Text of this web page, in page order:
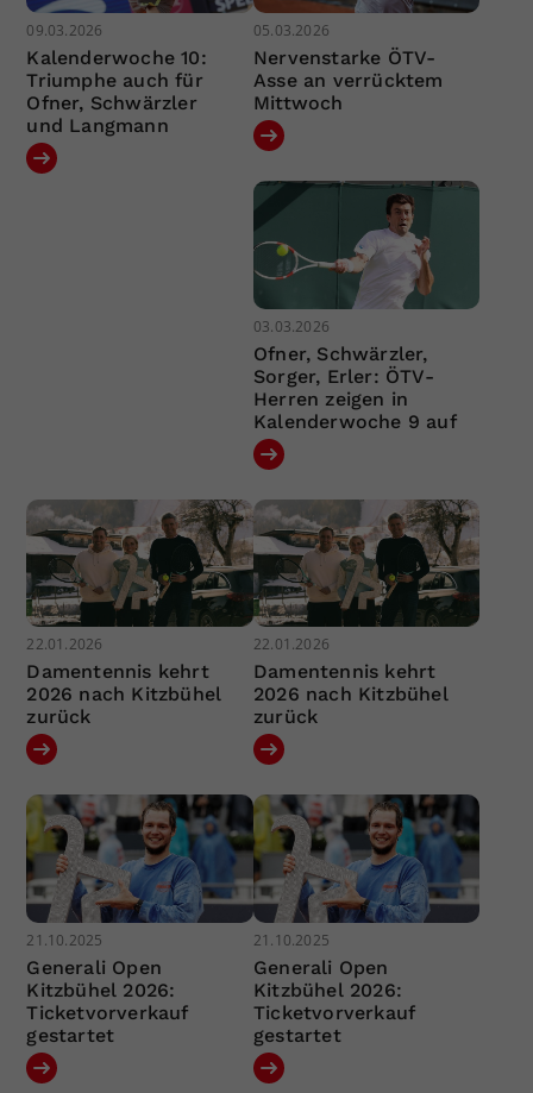
09.03.2026
Kalenderwoche 10:
Triumphe auch für
Ofner, Schwärzler
und Langmann
05.03.2026
Nervenstarke ÖTV-
Asse an verrücktem
Mittwoch
03.03.2026
Ofner, Schwärzler,
Sorger, Erler: ÖTV-
Herren zeigen in
Kalenderwoche 9 auf
22.01.2026
Damentennis kehrt
2026 nach Kitzbühel
zurück
22.01.2026
Damentennis kehrt
2026 nach Kitzbühel
zurück
21.10.2025
Generali Open
Kitzbühel 2026:
Ticketvorverkauf
gestartet
21.10.2025
Generali Open
Kitzbühel 2026:
Ticketvorverkauf
gestartet